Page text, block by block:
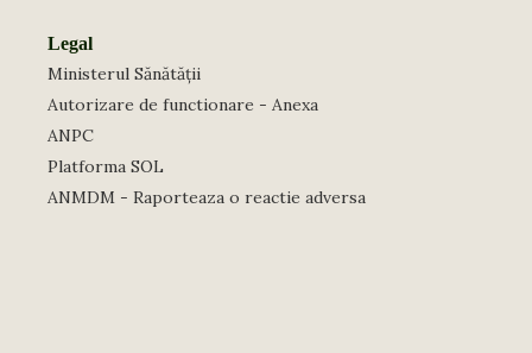
Legal
Ministerul Sănătății
Autorizare de functionare - Anexa
ANPC
Platforma SOL
ANMDM - Raporteaza o reactie adversa